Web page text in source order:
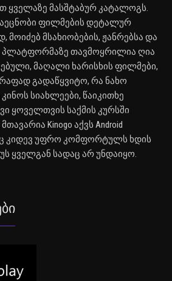
ყველაზე მასშტაბურ კატალოგს.
ფილმების დეტალურ
მსახიობების, ჟანრებსა და
პლატფორმაზე თავმოყრილია ღია
მაღალი ხარისხის ფილმები,
გადაწყვიტო, რა ნახო
სიახლეები, წაიკითხე
ყოველთვის საქმის კურსში
Kinogo აქვს Android
კიდევ უფრო კომფორტულს ხდის
ყველგან სადაც არ უნდაიყო.